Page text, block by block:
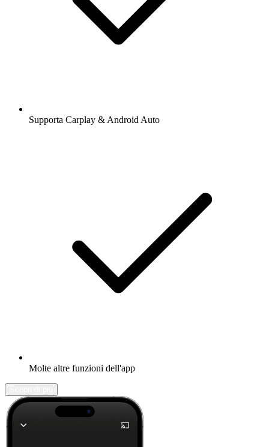
Supporta Carplay & Android Auto
Molte altre funzioni dell'app